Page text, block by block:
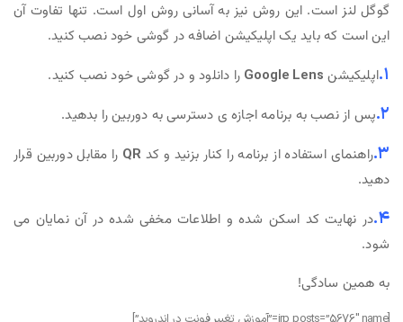
گوگل لنز است. این روش نیز به آسانی روش اول است. تنها تفاوت آن
این است که باید یک اپلیکیشن اضافه در گوشی خود نصب کنید.
۱. اپلیکیشن Google Lens را دانلود و در گوشی خود نصب کنید.
۲. پس از نصب به برنامه اجازه ی دسترسی به دوربین را بدهید.
۳. راهنمای استفاده از برنامه را کنار بزنید و کد QR را مقابل دوربین قرار
دهید.
۴. در نهایت کد اسکن شده و اطلاعات مخفی شده در آن نمایان می
شود.
به همین سادگی!